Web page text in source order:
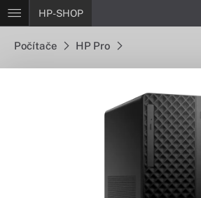
HP-SHOP
Počítače HP Pro